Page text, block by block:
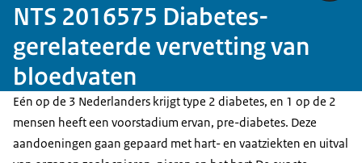
NTS 2016575 Diabetes-
gerelateerde vervetting van
bloedvaten
Eén op de 3 Nederlanders krijgt type 2 diabetes, en 1 op de 2
mensen heeft een voorstadium ervan, pre-diabetes. Deze
aandoeningen gaan gepaard met hart- en vaatziekten en uitval